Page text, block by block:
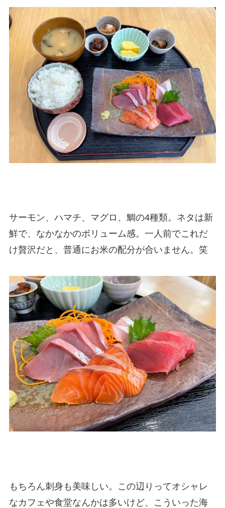
サーモン、ハマチ、マグロ、鯛の4種類。ネタは新
鮮で、なかなかのボリューム感。一人前でこれだ
け贅沢だと、普通にお米の配分が合いません。笑
もちろん刺身も美味しい。この辺りってオシャレ
なカフェや食堂なんかは多いけど、こういった海